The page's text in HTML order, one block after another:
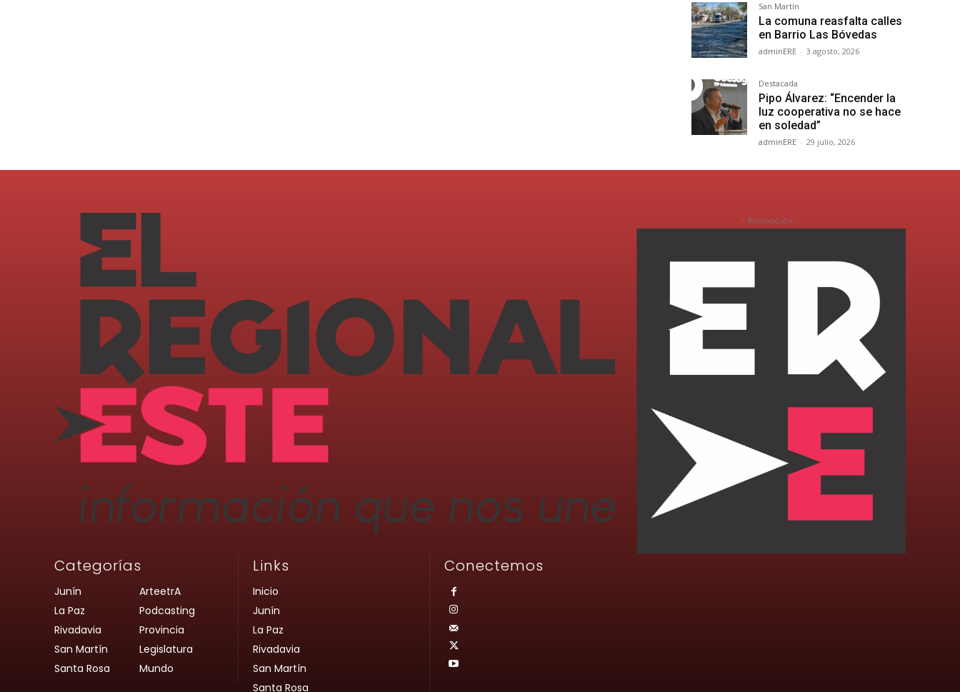
San Martín
La comuna reasfalta calles
en Barrio Las Bóvedas
adminERE - 3 agosto, 2026
Destacada
Pipo Álvarez: “Encender la
luz cooperativa no se hace
en soledad”
adminERE - 29 julio, 2026
Categorías
Junín
La Paz
Rivadavia
San Martín
Santa Rosa
ArteetrA
Podcasting
Provincia
Legislatura
Mundo
Links
Inicio
Junín
La Paz
Rivadavia
San Martín
Santa Rosa
Conectemos
- Promoción -